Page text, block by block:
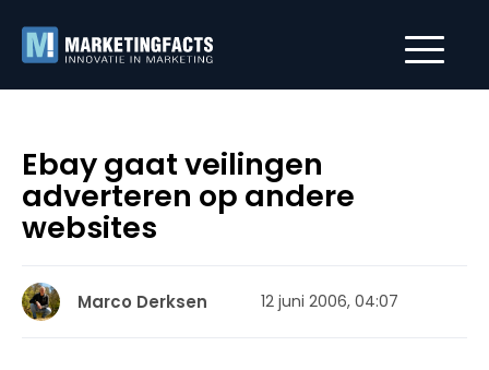
Ebay gaat veilingen
adverteren op andere
websites
Marco Derksen 12 juni 2006, 04:07